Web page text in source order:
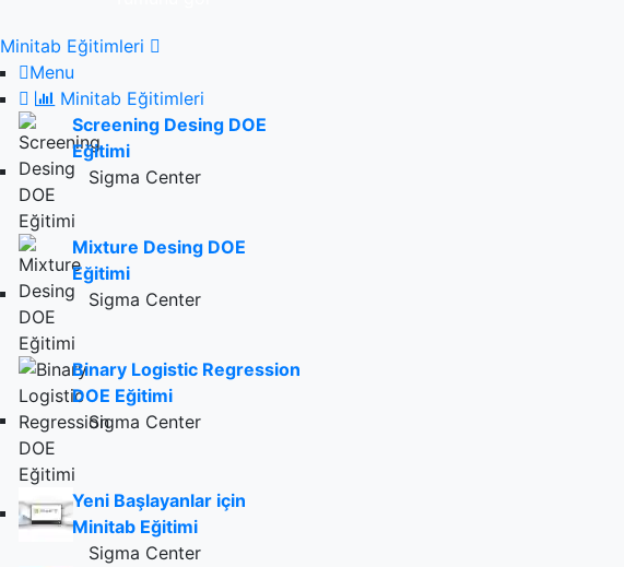
Minitab Eğitimleri
Menu
Minitab Eğitimleri
Screening Desing DOE
Eğitimi
Sigma Center
Mixture Desing DOE
Eğitimi
Sigma Center
Binary Logistic Regression
DOE Eğitimi
Sigma Center
Yeni Başlayanlar için
Minitab Eğitimi
Sigma Center